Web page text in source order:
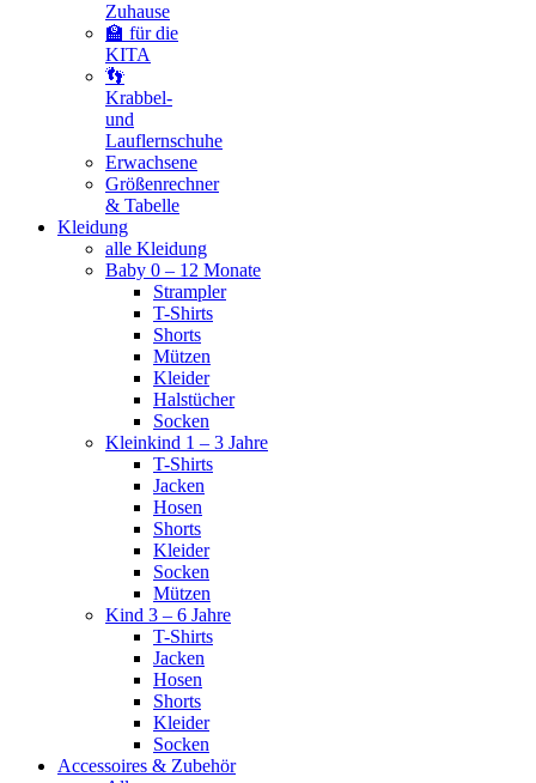
Zuhause
🏫 für die
KITA
👣
Krabbel-
und
Lauflernschuhe
Erwachsene
Größenrechner
& Tabelle
Kleidung
alle Kleidung
Baby 0 – 12 Monate
Strampler
T-Shirts
Shorts
Mützen
Kleider
Halstücher
Socken
Kleinkind 1 – 3 Jahre
T-Shirts
Jacken
Hosen
Shorts
Kleider
Socken
Mützen
Kind 3 – 6 Jahre
T-Shirts
Jacken
Hosen
Shorts
Kleider
Socken
Accessoires & Zubehör